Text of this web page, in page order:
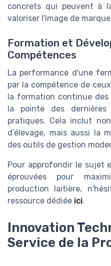
concrets qui peuvent à
valoriser l'image de
Formation et
Compétences
La performance d'une
par la compétence de
la formation continue
la pointe des dernières
pratiques. Cela inclut
d’élevage, mais aussi la
des outils de gestion
Pour approfondir le sujet
éprouvées pour
production laitière,
ressource dédiée ici.
Innovation
Service de la